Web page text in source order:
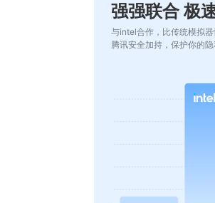
强强联合 极
与intel合作，比传统模拟
腾讯安全加持，保护你的